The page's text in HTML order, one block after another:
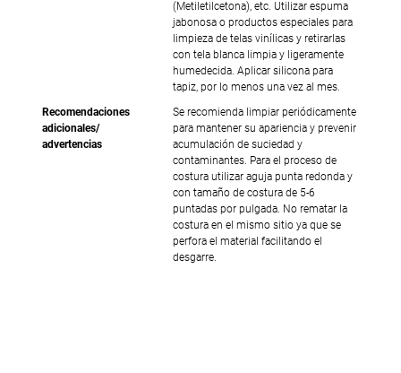
(Metiletilcetona), etc. Utilizar espuma
jabonosa o productos especiales para
limpieza de telas vinílicas y retirarlas
con tela blanca limpia y ligeramente
humedecida. Aplicar silicona para
tapiz, por lo menos una vez al mes.
Recomendaciones
adicionales/
advertencias
Se recomienda limpiar periódicamente
para mantener su apariencia y prevenir
acumulación de suciedad y
contaminantes. Para el proceso de
costura utilizar aguja punta redonda y
con tamaño de costura de 5-6
puntadas por pulgada. No rematar la
costura en el mismo sitio ya que se
perfora el material facilitando el
desgarre.